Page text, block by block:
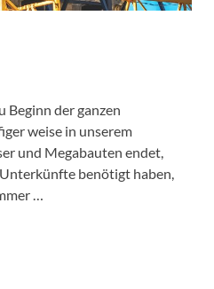
Beginn der ganzen
weise in unserem
und Megabauten endet,
benötigt haben,
…